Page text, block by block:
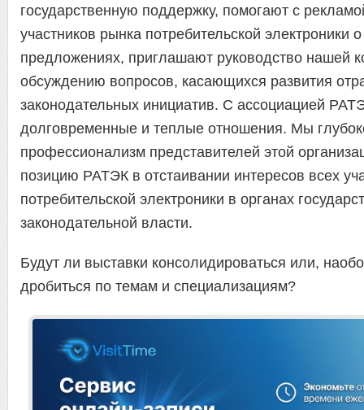
государственную поддержку, помогают с
участников рынка потребительской электроники
предложениях, приглашают руководство нашей
обсуждению вопросов, касающихся развития
законодательных инициатив. С ассоциацией
долговременные и теплые отношения. Мы
профессионализм представителей этой
позицию РАТЭК в отстаивании интересов всех
потребительской электроники в органах
законодательной власти.
Будут ли выставки консолидироваться или,
дробиться по темам и специализациям?